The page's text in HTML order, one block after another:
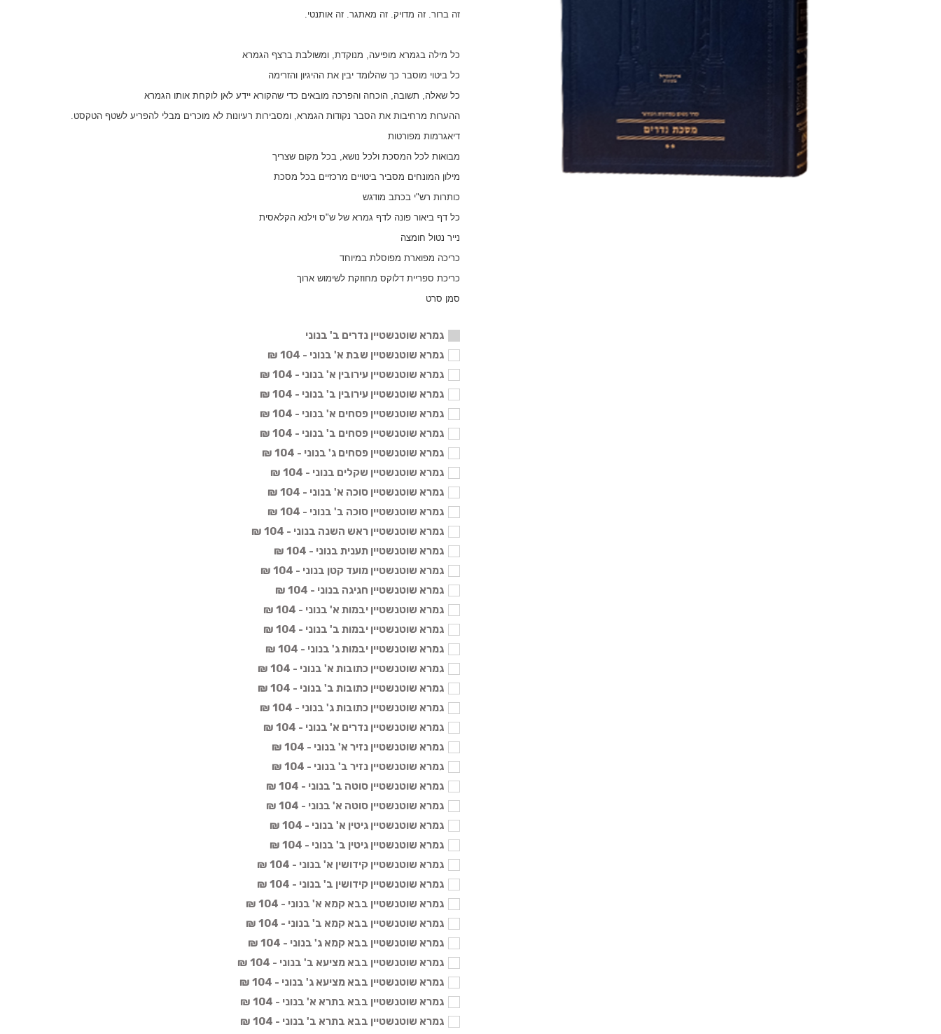
זה ברור. זה מדויק. זה מאתגר. זה אותנטי.
כל מילה בגמרא מופיעה, מנוקדת, ומשולבת ברצף הגמרא
כל ביטוי מוסבר כך שהלומד יבין את ההיגיון והזרימה
כל שאלה, תשובה, הוכחה והפרכה מובאים כדי שהקורא יידע לאן לוקחת אותו הגמרא
ההערות מרחיבות את הסבר נקודות הגמרא, ומסבירות רעיונות לא מוכרים מבלי להפריע לשטף הטקסט.
דיאגרמות מפורטות
מבואות לכל המסכת ולכל נושא, בכל מקום שצריך
מילון המונחים מסביר ביטויים מרכזיים בכל מסכת
כותרות רש"י בכתב מודגש
כל דף ביאור פונה לדף גמרא של ש"ס וילנא הקלאסית
נייר נטול חומצה
כריכה מפוארת מפוסלת במיוחד
כריכת ספריית דלוקס מחוזקת לשימוש ארוך
סמן סרט
גמרא שוטנשטיין נדרים ב' בנוני
גמרא שוטנשטיין שבת א' בנוני - 104 ₪
גמרא שוטנשטיין עירובין א' בנוני - 104 ₪
גמרא שוטנשטיין עירובין ב' בנוני - 104 ₪
גמרא שוטנשטיין פסחים א' בנוני - 104 ₪
גמרא שוטנשטיין פסחים ב' בנוני - 104 ₪
גמרא שוטנשטיין פסחים ג' בנוני - 104 ₪
גמרא שוטנשטיין שקלים בנוני - 104 ₪
גמרא שוטנשטיין סוכה א' בנוני - 104 ₪
גמרא שוטנשטיין סוכה ב' בנוני - 104 ₪
גמרא שוטנשטיין ראש השנה בנוני - 104 ₪
גמרא שוטנשטיין תענית בנוני - 104 ₪
גמרא שוטנשטיין מועד קטן בנוני - 104 ₪
גמרא שוטנשטיין חגיגה בנוני - 104 ₪
גמרא שוטנשטיין יבמות א' בנוני - 104 ₪
גמרא שוטנשטיין יבמות ב' בנוני - 104 ₪
גמרא שוטנשטיין יבמות ג' בנוני - 104 ₪
גמרא שוטנשטיין כתובות א' בנוני - 104 ₪
גמרא שוטנשטיין כתובות ב' בנוני - 104 ₪
גמרא שוטנשטיין כתובות ג' בנוני - 104 ₪
גמרא שוטנשטיין נדרים א' בנוני - 104 ₪
גמרא שוטנשטיין נזיר א' בנוני - 104 ₪
גמרא שוטנשטיין נזיר ב' בנוני - 104 ₪
גמרא שוטנשטיין סוטה ב' בנוני - 104 ₪
גמרא שוטנשטיין סוטה א' בנוני - 104 ₪
גמרא שוטנשטיין גיטין א' בנוני - 104 ₪
גמרא שוטנשטיין גיטין ב' בנוני - 104 ₪
גמרא שוטנשטיין קידושין א' בנוני - 104 ₪
גמרא שוטנשטיין קידושין ב' בנוני - 104 ₪
גמרא שוטנשטיין בבא קמא א' בנוני - 104 ₪
גמרא שוטנשטיין בבא קמא ב' בנוני - 104 ₪
גמרא שוטנשטיין בבא קמא ג' בנוני - 104 ₪
גמרא שוטנשטיין בבא מציעא ב' בנוני - 104 ₪
גמרא שוטנשטיין בבא מציעא ג' בנוני - 104 ₪
גמרא שוטנשטיין בבא בתרא א' בנוני - 104 ₪
גמרא שוטנשטיין בבא בתרא ב' בנוני - 104 ₪